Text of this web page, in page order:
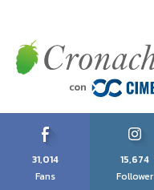
31,014
Fans
15,674
Follower